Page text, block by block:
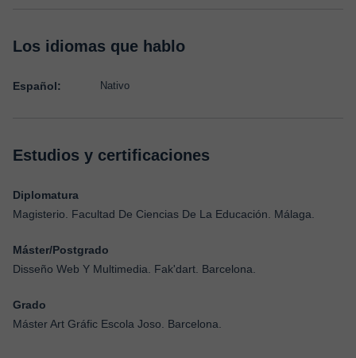
Los idiomas que hablo
Español: Nativo
Estudios y certificaciones
Diplomatura
Magisterio. Facultad De Ciencias De La Educación. Málaga.
Máster/Postgrado
Disseño Web Y Multimedia. Fak'dart. Barcelona.
Grado
Máster Art Gráfic Escola Joso. Barcelona.